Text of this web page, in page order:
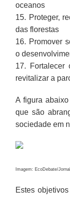
oceanos
15. Proteger,
das florestas
16. Promover
o
17. Fortalecer
revitalizar a
A figura
que são
sociedade em
Imagem: EcoDebate/
Estes